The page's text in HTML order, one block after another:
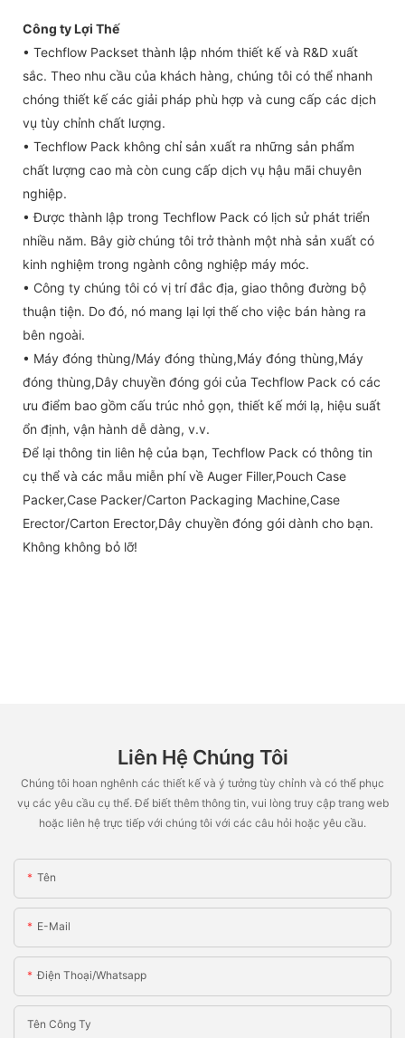
Công ty Lợi Thế
• Techflow Packset thành lập nhóm thiết kế và R&D xuất
sắc. Theo nhu cầu của khách hàng, chúng tôi có thể nhanh
chóng thiết kế các giải pháp phù hợp và cung cấp các dịch
vụ tùy chỉnh chất lượng.
• Techflow Pack không chỉ sản xuất ra những sản phẩm
chất lượng cao mà còn cung cấp dịch vụ hậu mãi chuyên
nghiệp.
• Được thành lập trong Techflow Pack có lịch sử phát triển
nhiều năm. Bây giờ chúng tôi trở thành một nhà sản xuất có
kinh nghiệm trong ngành công nghiệp máy móc.
• Công ty chúng tôi có vị trí đắc địa, giao thông đường bộ
thuận tiện. Do đó, nó mang lại lợi thế cho việc bán hàng ra
bên ngoài.
• Máy đóng thùng/Máy đóng thùng,Máy đóng thùng,Máy
đóng thùng,Dây chuyền đóng gói của Techflow Pack có các
ưu điểm bao gồm cấu trúc nhỏ gọn, thiết kế mới lạ, hiệu suất
ổn định, vận hành dễ dàng, v.v.
Để lại thông tin liên hệ của bạn, Techflow Pack có thông tin
cụ thể và các mẫu miễn phí về Auger Filler,Pouch Case
Packer,Case Packer/Carton Packaging Machine,Case
Erector/Carton Erector,Dây chuyền đóng gói dành cho bạn.
Không không bỏ lỡ!
Liên Hệ Chúng Tôi
Chúng tôi hoan nghênh các thiết kế và ý tưởng tùy chỉnh và có thể phục
vụ các yêu cầu cụ thể. Để biết thêm thông tin, vui lòng truy cập trang web
hoặc liên hệ trực tiếp với chúng tôi với các câu hỏi hoặc yêu cầu.
Tên
E-Mail
Điện Thoại/whatsapp
Tên Công Ty